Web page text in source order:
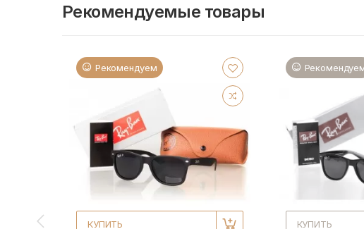
Рекомендуемые товары
Рекомендуем
КУПИТЬ КУПИТЬ